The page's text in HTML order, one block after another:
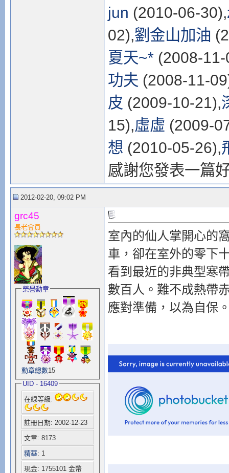
jun (2010-06-30),
02),劉金山加油
夏天~* (2008-
功夫 (2008-11-
皮 (2009-10-21),
15),虛虛 (2009-
想 (2010-05-26),
感謝您發表一篇
2012-02-20, 09:02 PM
grc45
長老會員
榮譽勳章
勳章總數15
UID - 16409
在線等級:
註冊日期: 2002-12-23
文章: 8173
精華: 1
現金: 1755101 金幣
室內的仙人掌開心的
車，卻在室外的零下
看到最近的非典型寒
數百人。難不成熱帶
應對準備，以為自保